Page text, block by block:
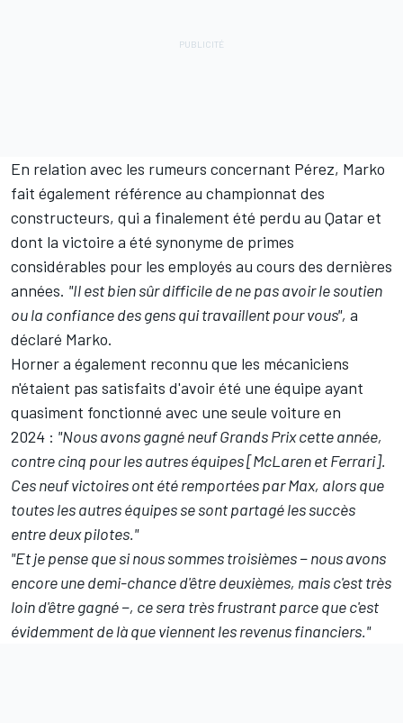
En relation avec les rumeurs concernant Pérez, Marko
fait également référence au championnat des
constructeurs, qui a finalement été perdu au Qatar et
dont la victoire a été synonyme de primes
considérables pour les employés au cours des dernières
années. "Il est bien sûr difficile de ne pas avoir le soutien
ou la confiance des gens qui travaillent pour vous", a
déclaré Marko.
Horner a également reconnu que les mécaniciens
n'étaient pas satisfaits d'avoir été une équipe ayant
quasiment fonctionné avec une seule voiture en
2024 : "Nous avons gagné neuf Grands Prix cette année,
contre cinq pour les autres équipes [McLarenetFerrari].
Ces neuf victoires ont été remportées par Max, alors que
toutes les autres équipes se sont partagé les succès
entre deux pilotes."
"Et je pense que si nous sommes troisièmes − nous avons
encore une demi-chance d'être deuxièmes, mais c'est très
loin d'être gagné −, ce sera très frustrant parce que c'est
évidemment de là que viennent les revenus financiers."